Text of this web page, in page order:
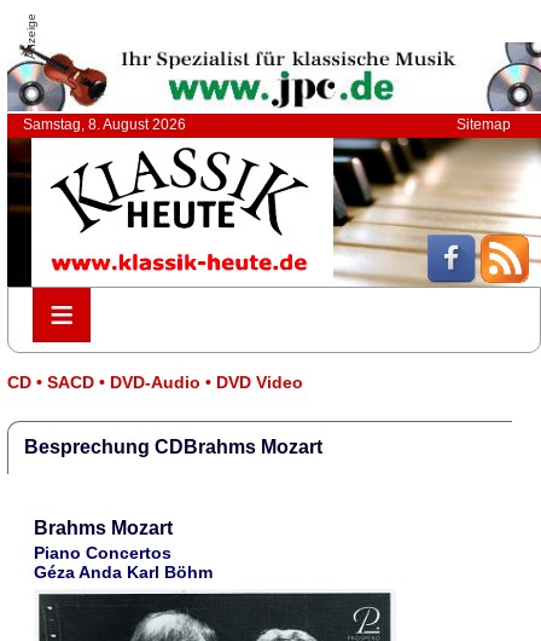
Anzeige
Samstag, 8. August 2026 Sitemap
≡
≡
CD • SACD • DVD-Audio • DVD Video
Besprechung CDBrahms Mozart
Brahms Mozart
Piano Concertos
Géza Anda Karl Böhm